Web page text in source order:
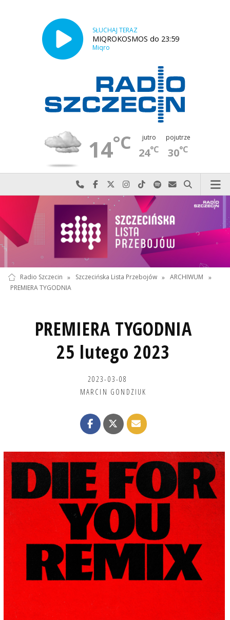
SŁUCHAJ TERAZ
MIQROKOSMOS do 23:59
Miqro
14°C jutro
24°C
pojutrze
30°C
Najlepiej po prostu do nas zadzwoń
Odwiedź nas na Facebook-u
Odwiedź nas na X
Odwiedź nas na Instagram-ie
Odwiedź nas na TikTok-u
Szukaj nas na Spotify
Wyślij do nas
Szukaj
Radio Szczecin » Szczecińska Lista Przebojów » ARCHIWUM
»
PREMIERA TYGODNIA
PREMIERA TYGODNIA
25 lutego 2023
2023-03-08
MARCIN GONDZIUK